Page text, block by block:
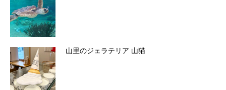
山里のジェラテリア 山猫